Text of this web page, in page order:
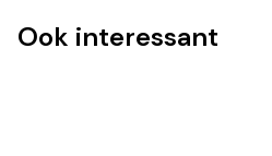
Ook interessant